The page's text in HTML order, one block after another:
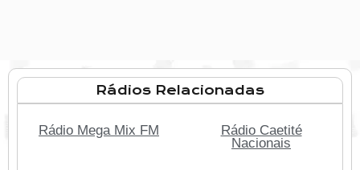
Rádios Relacionadas
Rádio Mega Mix FM
Rádio Caetité
Nacionais